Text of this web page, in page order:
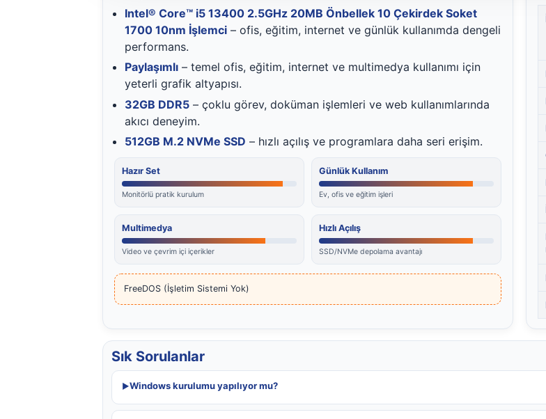
Intel® Core™ i5 13400 2.5GHz 20MB Önbellek 10 Çekirdek Soket
1700 10nm İşlemci – ofis, eğitim, internet ve günlük kullanımda dengeli
performans.
Paylaşımlı – temel ofis, eğitim, internet ve multimedya kullanımı için
yeterli grafik altyapısı.
32GB DDR5 – çoklu görev, doküman işlemleri ve web kullanımlarında
akıcı deneyim.
512GB M.2 NVMe SSD – hızlı açılış ve programlara daha seri erişim.
Hazır Set
Monitörlü pratik kurulum
Günlük Kullanım
Ev, ofis ve eğitim işleri
Multimedya
Video ve çevrim içi içerikler
Hızlı Açılış
SSD/NVMe depolama avantajı
FreeDOS (İşletim Sistemi Yok)
Sık Sorulanlar
Windows kurulumu yapılıyor mu?